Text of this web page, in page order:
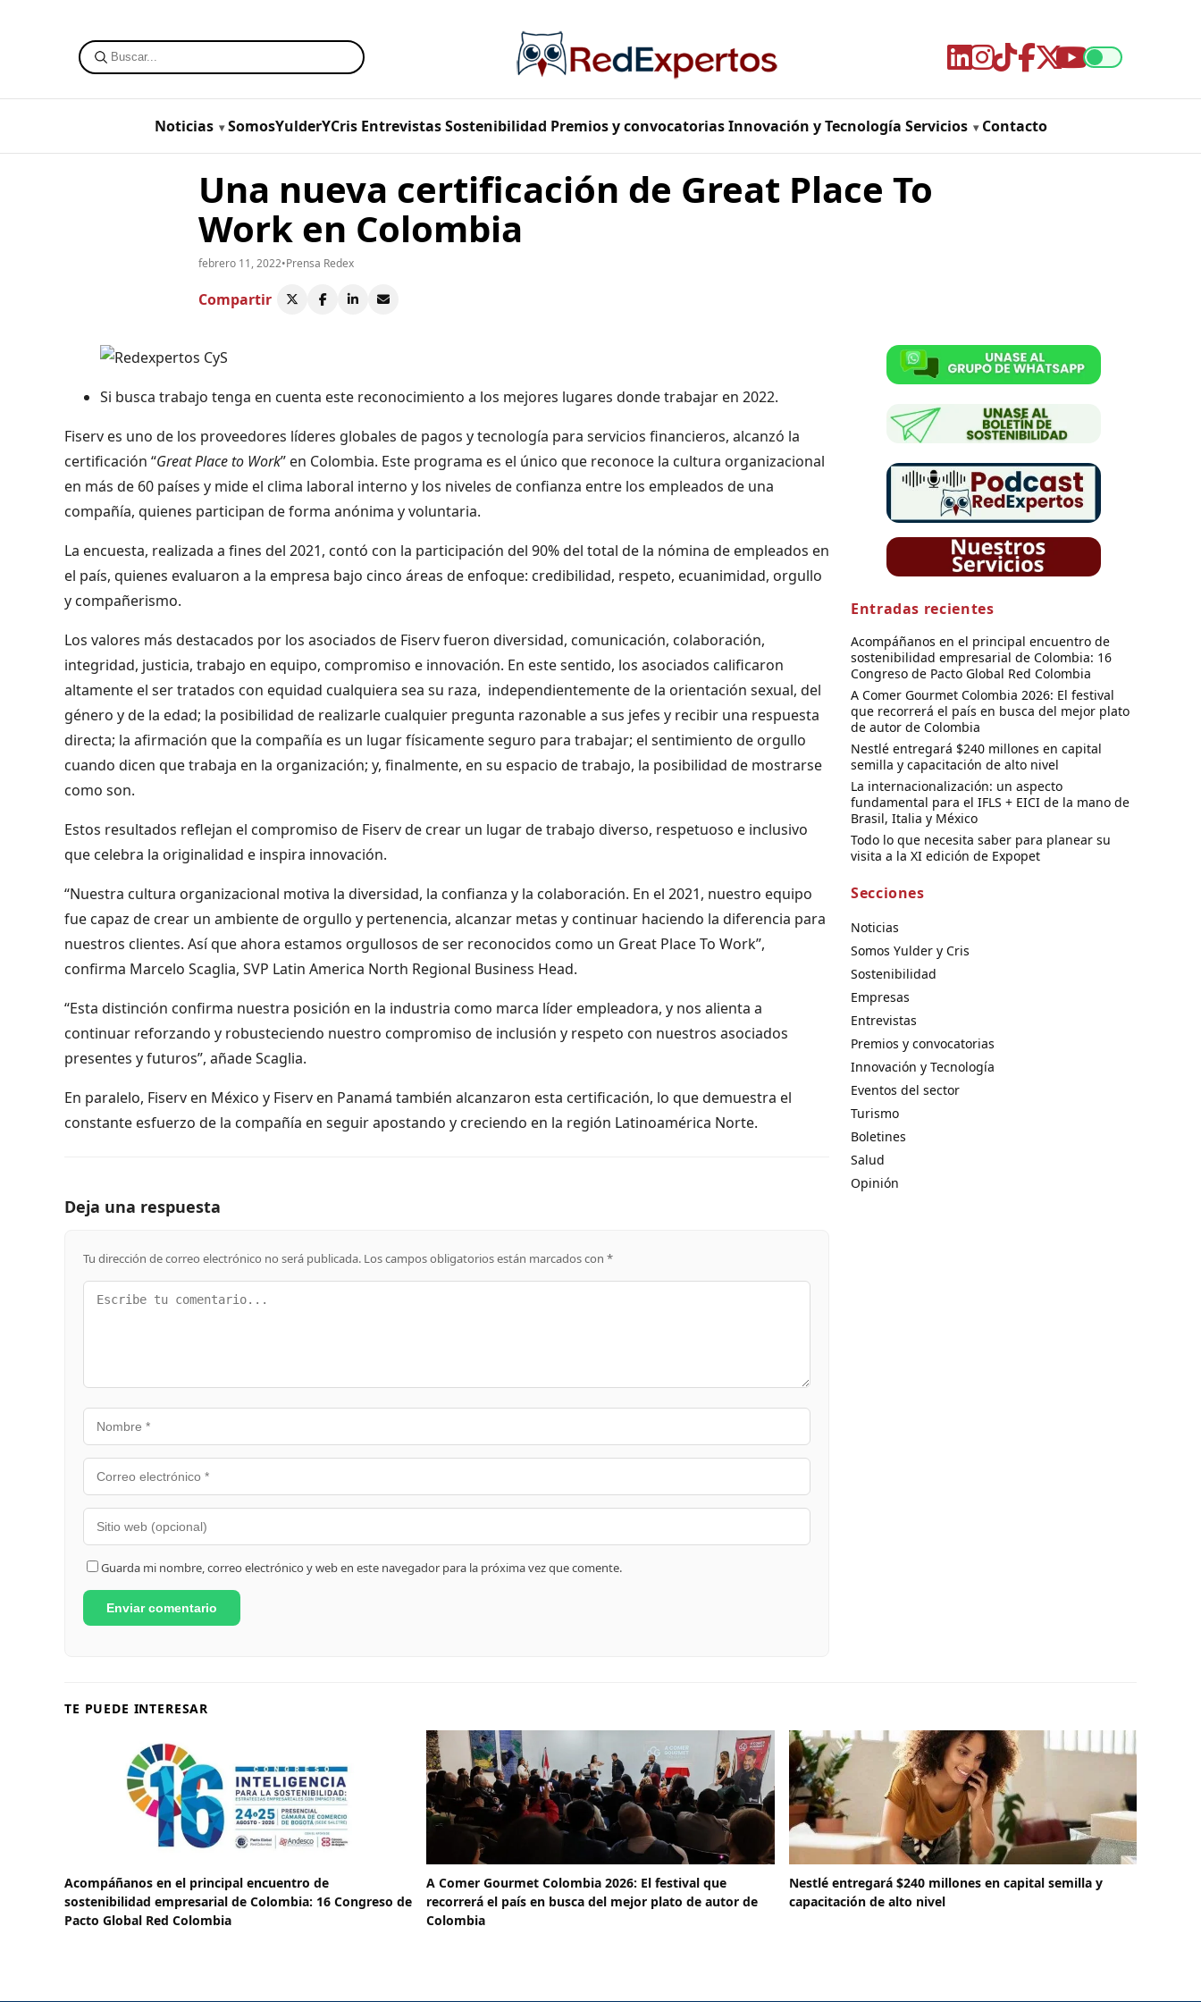
Noticias SomosYulderYCris Entrevistas Sostenibilidad Premios y convocatorias Innovación y Tecnología Servicios Contacto
Una nueva certificación de Great Place To
Work en Colombia
febrero 11, 2022•Prensa Redex
Compartir
Si busca trabajo tenga en cuenta este reconocimiento a los mejores lugares donde trabajar en 2022.
Fiserv es uno de los proveedores líderes globales de pagos y tecnología para servicios financieros, alcanzó la
certificación “Great Place to Work” en Colombia. Este programa es el único que reconoce la cultura organizacional
en más de 60 países y mide el clima laboral interno y los niveles de confianza entre los empleados de una
compañía, quienes participan de forma anónima y voluntaria.
La encuesta, realizada a fines del 2021, contó con la participación del 90% del total de la nómina de empleados en
el país, quienes evaluaron a la empresa bajo cinco áreas de enfoque: credibilidad, respeto, ecuanimidad, orgullo
y compañerismo.
Los valores más destacados por los asociados de Fiserv fueron diversidad, comunicación, colaboración,
integridad, justicia, trabajo en equipo, compromiso e innovación. En este sentido, los asociados calificaron
altamente el ser tratados con equidad cualquiera sea su raza, independientemente de la orientación sexual, del
género y de la edad; la posibilidad de realizarle cualquier pregunta razonable a sus jefes y recibir una respuesta
directa; la afirmación que la compañía es un lugar físicamente seguro para trabajar; el sentimiento de orgullo
cuando dicen que trabaja en la organización; y, finalmente, en su espacio de trabajo, la posibilidad de mostrarse
como son.
Estos resultados reflejan el compromiso de Fiserv de crear un lugar de trabajo diverso, respetuoso e inclusivo
que celebra la originalidad e inspira innovación.
“Nuestra cultura organizacional motiva la diversidad, la confianza y la colaboración. En el 2021, nuestro equipo
fue capaz de crear un ambiente de orgullo y pertenencia, alcanzar metas y continuar haciendo la diferencia para
nuestros clientes. Así que ahora estamos orgullosos de ser reconocidos como un Great Place To Work”,
confirma Marcelo Scaglia, SVP Latin America North Regional Business Head.
“Esta distinción confirma nuestra posición en la industria como marca líder empleadora, y nos alienta a
continuar reforzando y robusteciendo nuestro compromiso de inclusión y respeto con nuestros asociados
presentes y futuros”, añade Scaglia.
En paralelo, Fiserv en México y Fiserv en Panamá también alcanzaron esta certificación, lo que demuestra el
constante esfuerzo de la compañía en seguir apostando y creciendo en la región Latinoamérica Norte.
Deja una respuesta
Tu dirección de correo electrónico no será publicada. Los campos obligatorios están marcados con *
Guarda mi nombre, correo electrónico y web en este navegador para la próxima vez que comente.
Entradas recientes
Acompáñanos en el principal encuentro de
sostenibilidad empresarial de Colombia: 16
Congreso de Pacto Global Red Colombia
A Comer Gourmet Colombia 2026: El festival
que recorrerá el país en busca del mejor plato
de autor de Colombia
Nestlé entregará $240 millones en capital
semilla y capacitación de alto nivel
La internacionalización: un aspecto
fundamental para el IFLS + EICI de la mano de
Brasil, Italia y México
Todo lo que necesita saber para planear su
visita a la XI edición de Expopet
Secciones
Noticias
Somos Yulder y Cris
Sostenibilidad
Empresas
Entrevistas
Premios y convocatorias
Innovación y Tecnología
Eventos del sector
Turismo
Boletines
Salud
Opinión
TE PUEDE INTERESAR
Acompáñanos en el principal encuentro de
sostenibilidad empresarial de Colombia: 16 Congreso de
Pacto Global Red Colombia
A Comer Gourmet Colombia 2026: El festival que
recorrerá el país en busca del mejor plato de autor de
Colombia
Nestlé entregará $240 millones en capital semilla y
capacitación de alto nivel